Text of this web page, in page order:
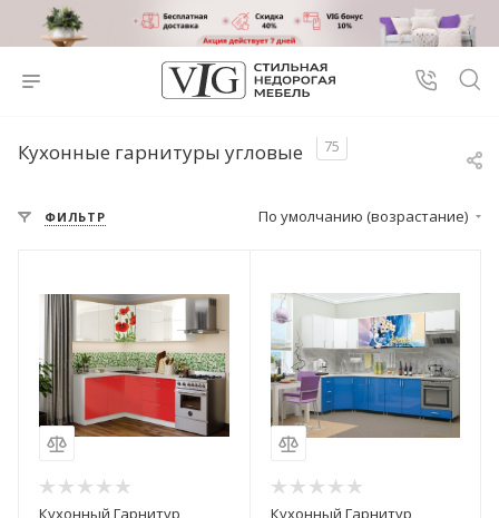
Кухонные гарнитуры угловые 75
ФИЛЬТР По умолчанию (возрастание)
Кухонный Гарнитур
Кухонный Гарнитур